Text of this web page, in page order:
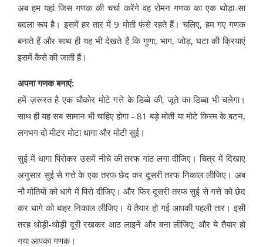
अब हम यहां जिस गणक की चर्चा करेंगे वह रोमन गणक का एक थोड़ा-सा
बदला रूप है। इसमें हर तार में 9 मोती फंसे रहते हैं। चलिए, हम गए गणक
बनाते हैं और साथ ही यह भी देखते हैं कि गुणा, भाग, जोड़, घटा की क्रियाएं
इसमें कैसे की जाती हैं।
अपना गणक बनाएं:
हमें ज़रूरत है एक चौकोर मोटे गत्ते के डिब्बे की, जूते का डिब्बा भी चलेगा।
साथ ही यह सब सामान भी चाहिए होगा - 81 बड़े मोती या मोटे किस्म के बटन,
लगभग दो मीटर मोटा धागा और मोटी सुई।
सुई में धागा पिरोकर उसमें नीचे की तरफ गांठ लगा दीजिए। चित्र में दिखाए
अनुसार सुई से गत्ते के एक तरफ छेद कर दूसरी तरफ निकाल लीजिए। अब
नौ मोतियों को धागे में पिरो दीजिए। और फिर दूसरी तरफ सुई से गत्ते को छेद
कर धागे को बाहर निकाल लीजिए। ये तैयार हो गई आपकी पहली तार। इसी
तरह थोड़ी-थोड़ी दूरी रखकर आठ लाइनें और बना लीजिए; और ये तैयार हो
गया आपका गणक।